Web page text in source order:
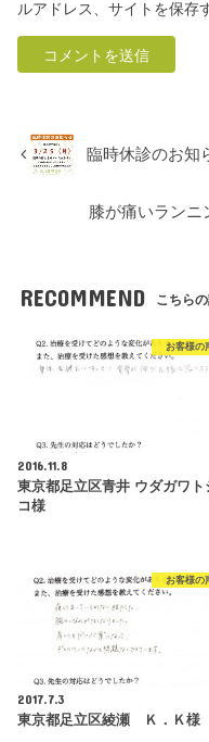
ルアドレス、サイトを保存
臨時休診のお知
膝が痛いランニ
RECOMMEND こちら
お客様の
2016.11.8
東京都足立区青井 ウダガワト
コ様
お客様の
2017.7.3
東京都足立区綾瀬 Ｋ．Ｋ様